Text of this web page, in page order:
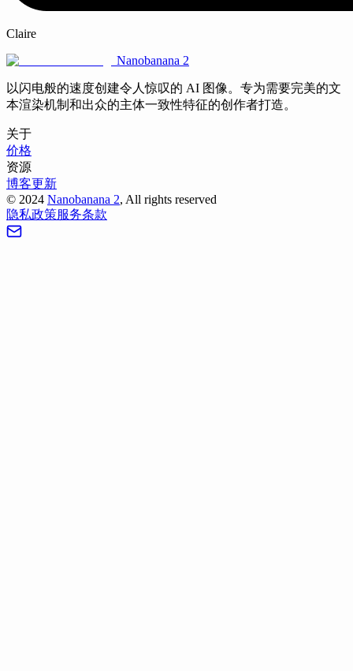
Claire
Nanobanana 2
以闪电般的速度创建令人惊叹的 AI 图像。专为需要完美的文
本渲染机制和出众的主体一致性特征的创作者打造。
关于
价格
资源
博客更新
© 2024 Nanobanana 2, All rights reserved
隐私政策服务条款